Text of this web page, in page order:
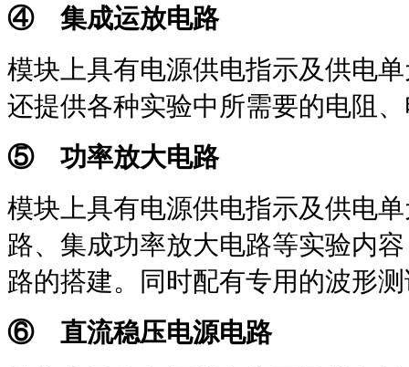
④ 集成运放电路
模块上具有电源供电指示及供电
还提供各种实验中所需要的电阻
⑤ 功率放大电路
模块上具有电源供电指示及供电
路、集成功率放大电路等实验内
路的搭建。同时配有专用的波形
⑥ 直流稳压电源电路